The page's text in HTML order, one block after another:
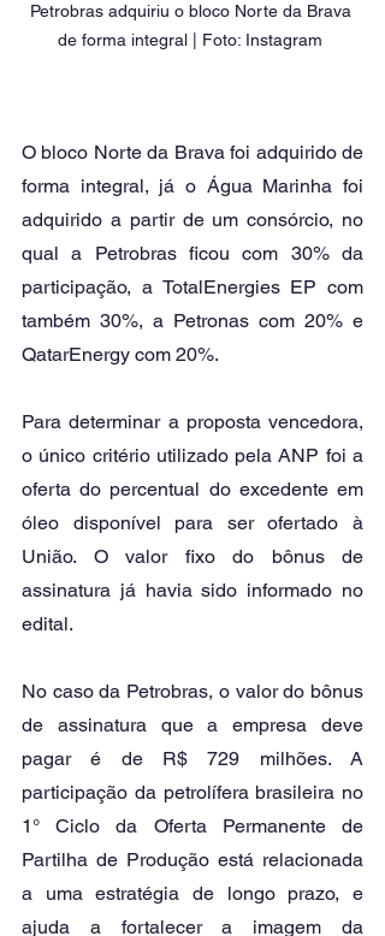
Petrobras adquiriu o bloco Norte da Brava
de forma integral | Foto: Instagram
O bloco Norte da Brava foi adquirido de
forma integral, já o Água Marinha foi
adquirido a partir de um consórcio, no
qual a Petrobras ficou com 30% da
participação, a TotalEnergies EP com
também 30%, a Petronas com 20% e
QatarEnergy com 20%.
Para determinar a proposta vencedora,
o único critério utilizado pela ANP foi a
oferta do percentual do excedente em
óleo disponível para ser ofertado à
União. O valor fixo do bônus de
assinatura já havia sido informado no
edital.
No caso da Petrobras, o valor do bônus
de assinatura que a empresa deve
pagar é de R$ 729 milhões. A
participação da petrolífera brasileira no
1° Ciclo da Oferta Permanente de
Partilha de Produção está relacionada
a uma estratégia de longo prazo, e
ajuda a fortalecer a imagem da